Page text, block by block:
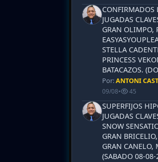
CONFIRMADOS
JUGADAS
GRAN OLIMPO,
STELLA
PRINCESS
BATACAZOS.
Por:ANTONI
09/08• 45
SUPERFIJOS
JUGADAS
SNOW
GRAN
GRAN CANELO,
(SABADO 08-